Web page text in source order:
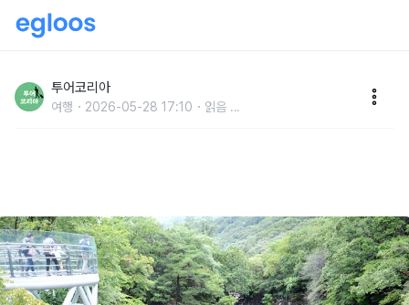
는 자연·역사·생태 코스
투어코리아
여행 2026-05-28 17:10 읽음 ...